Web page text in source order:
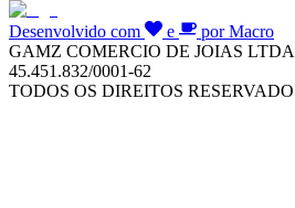
Desenvolvido com e
por Macro
GAMZ COMERCIO DE JOIAS
45.451.832/0001-62
TODOS OS DIREITOS